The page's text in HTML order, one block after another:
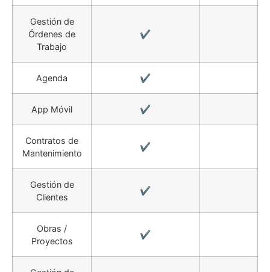
Gestión de
Órdenes de
Trabajo
✔️
Agenda ✔️
App Móvil ✔️
Contratos de
Mantenimiento
✔️
Gestión de
Clientes
✔️
Obras /
Proyectos
✔️